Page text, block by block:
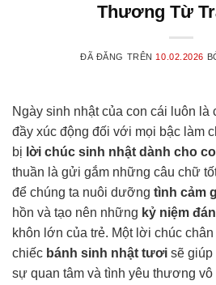
Thương Từ
ĐÃ ĐĂNG TRÊN 10.02.2026
Ngày sinh nhật của con cái luôn là
đầy xúc động đối với mọi bậc làm
bị lời chúc sinh nhật dành cho
thuần là gửi gắm những câu chữ
để chúng ta nuôi dưỡng tình cảm
hồn và tạo nên những kỷ niệm
khôn lớn của trẻ. Một lời chúc
chiếc bánh sinh nhật tươi sẽ giúp
sự quan tâm và tình yêu thương